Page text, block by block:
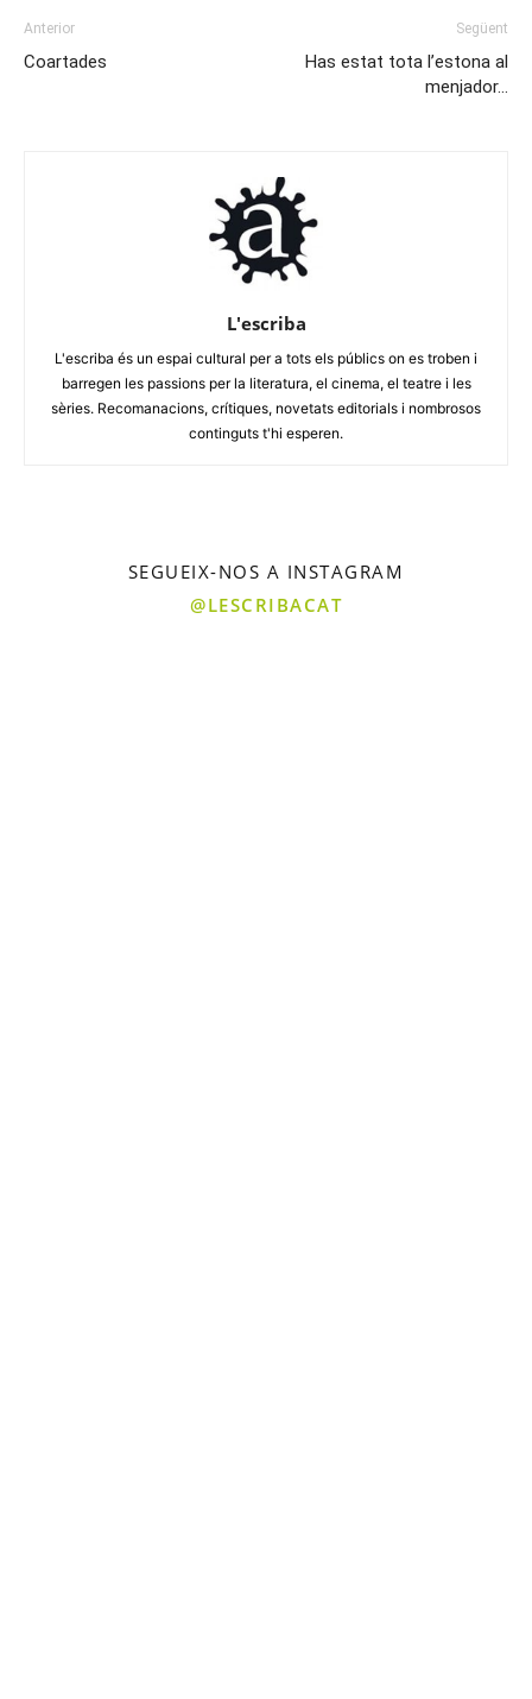
Anterior
Coartades
Següent
Has estat tota l’estona al
menjador…
L'escriba
L'escriba és un espai cultural per a tots els públics on es troben i
barregen les passions per la literatura, el cinema, el teatre i les
sèries. Recomanacions, crítiques, novetats editorials i nombrosos
continguts t'hi esperen.
SEGUEIX-NOS A INSTAGRAM
@LESCRIBACAT